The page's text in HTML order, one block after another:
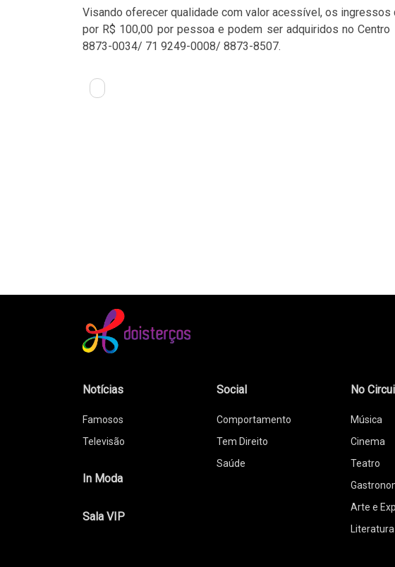
Visando oferecer qualidade com valor acessível, os
por R$ 100,00 por pessoa e podem ser adquiridos no
8873-0034/ 71 9249-0008/ 8873-8507.
Notícias
Famosos
Televisão
In Moda
Sala VIP
Social
Comportamento
Tem Direito
Saúde
No
Música
Cinema
Teatro
Arte e
Literatura